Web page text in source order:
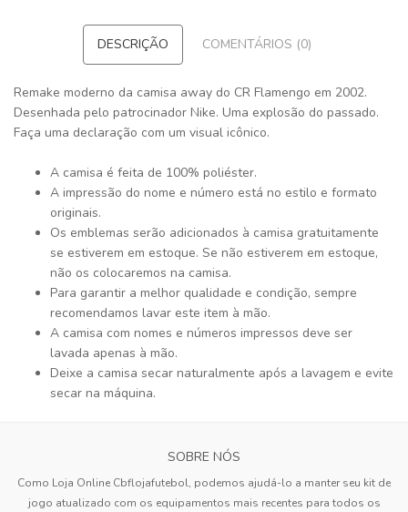
DESCRIÇÃO COMENTÁRIOS (0)
Remake moderno da camisa away do CR Flamengo em 2002.
Desenhada pelo patrocinador Nike. Uma explosão do passado.
Faça uma declaração com um visual icônico.
A camisa é feita de 100% poliéster.
A impressão do nome e número está no estilo e formato
originais.
Os emblemas serão adicionados à camisa gratuitamente
se estiverem em estoque. Se não estiverem em estoque,
não os colocaremos na camisa.
Para garantir a melhor qualidade e condição, sempre
recomendamos lavar este item à mão.
A camisa com nomes e números impressos deve ser
lavada apenas à mão.
Deixe a camisa secar naturalmente após a lavagem e evite
secar na máquina.
SOBRE NÓS
Como Loja Online Cbflojafutebol, podemos ajudá-lo a manter seu kit de
jogo atualizado com os equipamentos mais recentes para todos os